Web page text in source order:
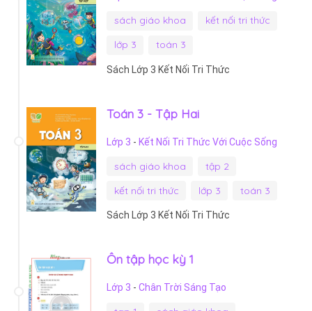
sách giáo khoa
kết nối tri thức
lớp 3
toán 3
Sách Lớp 3 Kết Nối Tri Thức
Toán 3 - Tập Hai
Lớp 3 - Kết Nối Tri Thức Với Cuộc Sống
sách giáo khoa
tập 2
kết nối tri thức
lớp 3 toán 3
Sách Lớp 3 Kết Nối Tri Thức
Ôn tập học kỳ 1
Lớp 3 - Chân Trời Sáng Tạo